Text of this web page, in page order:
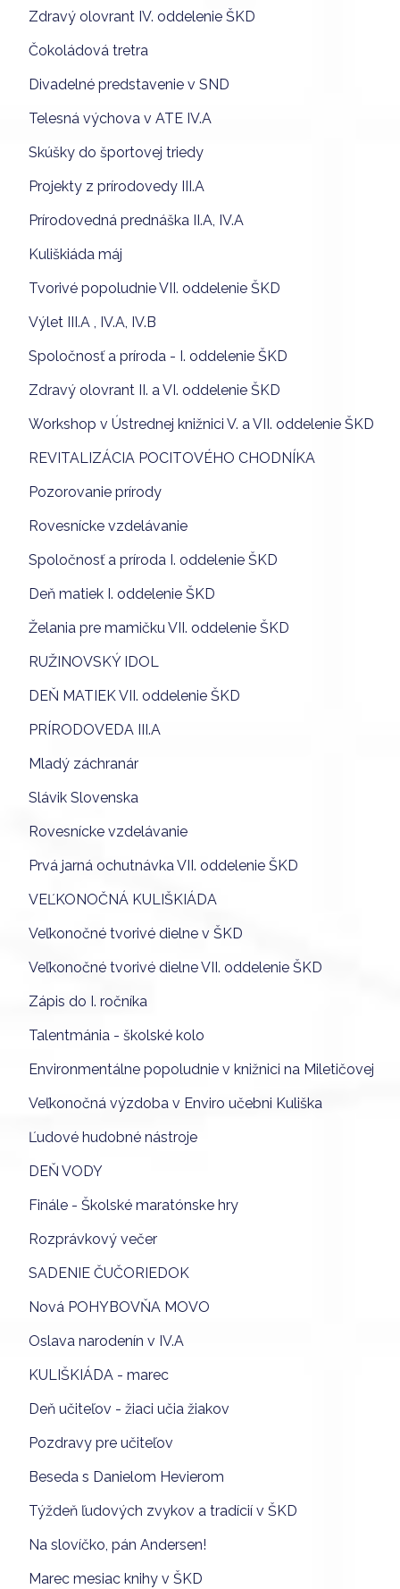
Zdravý olovrant IV. oddelenie ŠKD
Čokoládová tretra
Divadelné predstavenie v SND
Telesná výchova v ATE IV.A
Skúšky do športovej triedy
Projekty z prírodovedy III.A
Prírodovedná prednáška II.A, IV.A
Kuliškiáda máj
Tvorivé popoludnie VII. oddelenie ŠKD
Výlet III.A , IV.A, IV.B
Spoločnosť a príroda - I. oddelenie ŠKD
Zdravý olovrant II. a VI. oddelenie ŠKD
Workshop v Ústrednej knižnici V. a VII. oddelenie ŠKD
REVITALIZÁCIA POCITOVÉHO CHODNÍKA
Pozorovanie prírody
Rovesnícke vzdelávanie
Spoločnosť a príroda I. oddelenie ŠKD
Deň matiek I. oddelenie ŠKD
Želania pre mamičku VII. oddelenie ŠKD
RUŽINOVSKÝ IDOL
DEŇ MATIEK VII. oddelenie ŠKD
PRÍRODOVEDA III.A
Mladý záchranár
Slávik Slovenska
Rovesnícke vzdelávanie
Prvá jarná ochutnávka VII. oddelenie ŠKD
VEĽKONOČNÁ KULIŠKIÁDA
Veľkonočné tvorivé dielne v ŠKD
Veľkonočné tvorivé dielne VII. oddelenie ŠKD
Zápis do I. ročníka
Talentmánia - školské kolo
Environmentálne popoludnie v knižnici na Miletičovej
Veľkonočná výzdoba v Enviro učebni Kuliška
Ľudové hudobné nástroje
DEŇ VODY
Finále - Školské maratónske hry
Rozprávkový večer
SADENIE ČUČORIEDOK
Nová POHYBOVŇA MOVO
Oslava narodenín v IV.A
KULIŠKIÁDA - marec
Deň učiteľov - žiaci učia žiakov
Pozdravy pre učiteľov
Beseda s Danielom Hevierom
Týždeň ľudových zvykov a tradícií v ŠKD
Na slovíčko, pán Andersen!
Marec mesiac knihy v ŠKD